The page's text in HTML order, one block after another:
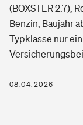
Photovoltaik
Wärmepumpen
Pri­vate Haft­pflicht­
Gesundheit
Private
(BOXSTER 2.7),
Benzin, Baujahr
Typklasse nur
08.04.2026